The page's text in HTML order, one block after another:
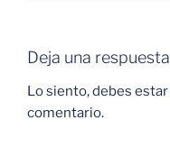
Deja una respuesta
Lo siento, debes estar
comentario.